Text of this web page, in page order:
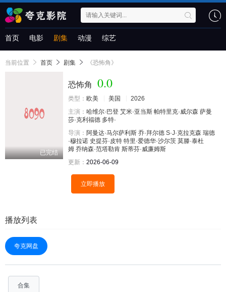
首页 电影 剧集 动漫 综艺
当前位置 首页 剧集 《恐怖角》
已完结
恐怖角 0.0
类型： 欧美 美国
2026
主演： 哈维尔·巴登 艾米·亚当斯 帕特里克·威尔森 萨曼
莎·克利福德 多特·
导演： 阿曼达·马尔萨利斯 乔·拜尔德 S·J·克拉克森 瑞德
·穆拉诺 史提芬·皮特 特里·爱德华·沙尔茨 莫滕·泰杜
姆 乔纳森·范塔勒肯 斯蒂芬·威廉姆斯
更新： 2026-06-09
立即播放
播放列表
夸克网盘
合集